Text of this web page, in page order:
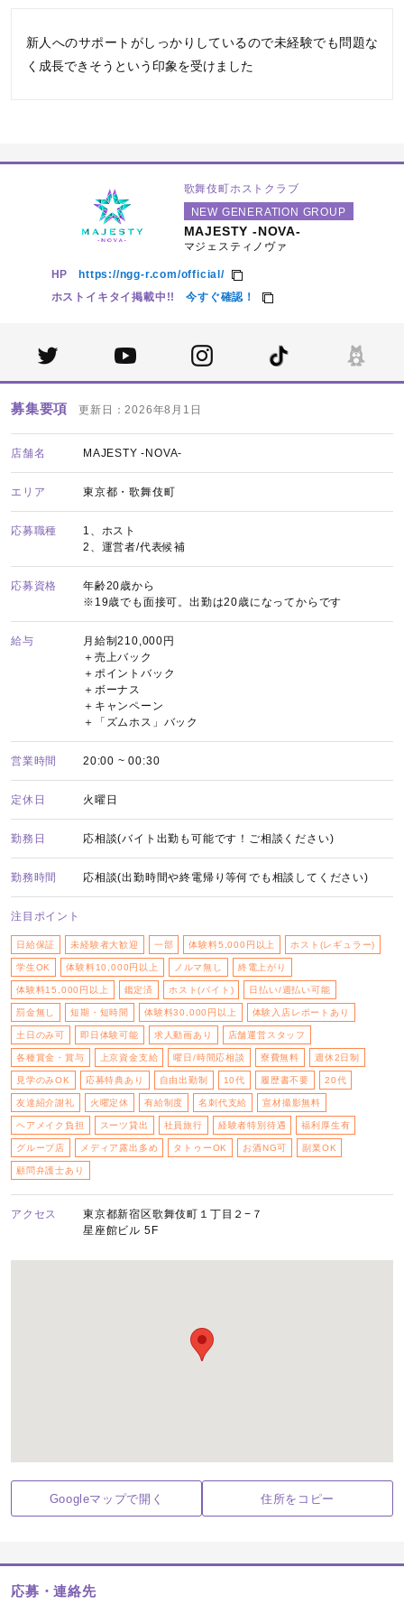
新人へのサポートがしっかりしているので未経験でも問題な
く成長できそうという印象を受けました
歌舞伎町ホストクラブ
NEW GENERATION GROUP
MAJESTY -NOVA-
マジェスティノヴァ
HP
https://ngg-r.com/official/
ホストイキタイ掲載中!!
今すぐ確認！
募集要項 更新日：2026年8月1日
店舗名 MAJESTY -NOVA-
エリア 東京都・歌舞伎町
応募職種
1、ホスト
2、運営者/代表候補
応募資格
年齢20歳から
※19歳でも面接可。出勤は20歳になってからです
給与
月給制210,000円
＋売上バック
＋ポイントバック
＋ボーナス
＋キャンペーン
＋「ズムホス」バック
営業時間 20:00 ~ 00:30
定休日 火曜日
勤務日 応相談(バイト出勤も可能です！ご相談ください)
勤務時間 応相談(出勤時間や終電帰り等何でも相談してください)
注目ポイント
日給保証 未経験者大歓迎 一部 体験料5,000円以上 ホスト(レギュラー)
学生OK 体験料10,000円以上 ノルマ無し 終電上がり
体験料15,000円以上 鑑定済 ホスト(バイト) 日払い/週払い可能
罰金無し 短期・短時間 体験料30,000円以上 体験入店レポートあり
土日のみ可 即日体験可能 求人動画あり 店舗運営スタッフ
各種賞金・賞与 上京資金支給 曜日/時間応相談 寮費無料 週休2日制
見学のみOK 応募特典あり 自由出勤制 10代 履歴書不要 20代
友達紹介謝礼 火曜定休 有給制度 名刺代支給 宣材撮影無料
ヘアメイク負担 スーツ貸出 社員旅行 経験者特別待遇 福利厚生有
グループ店 メディア露出多め タトゥーOK お酒NG可 副業OK
顧問弁護士あり
アクセス
東京都新宿区歌舞伎町１丁目２−７
星座館ビル 5F
Googleマップで開く 住所をコピー
応募・連絡先